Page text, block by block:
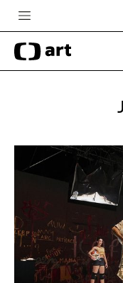
Česká televize
Zpravodajství
TV program
Vše o ČT